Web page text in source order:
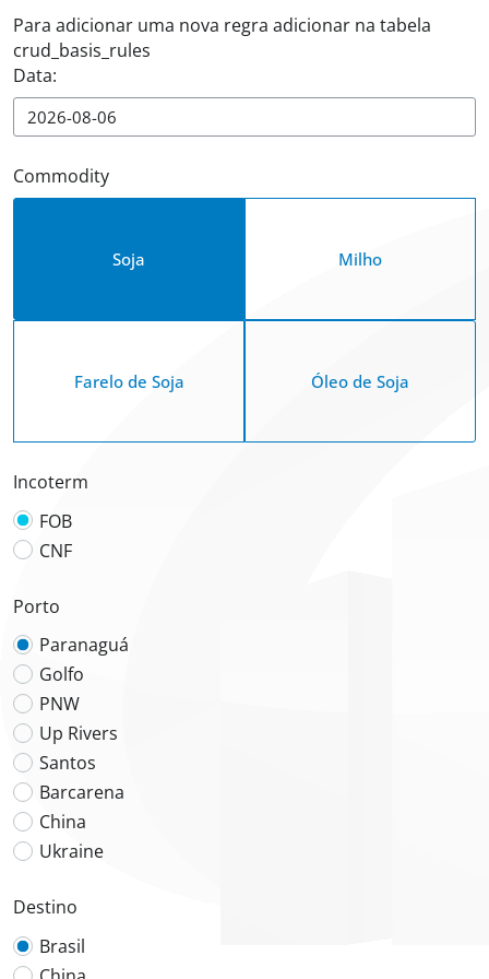
Para adicionar uma nova regra adicionar na tabela
crud_basis_rules
Data:
Commodity
Soja Milho
Farelo de Soja Óleo de Soja
Incoterm
FOB
CNF
Porto
Paranaguá
Golfo
PNW
Up Rivers
Santos
Barcarena
China
Ukraine
Destino
Brasil